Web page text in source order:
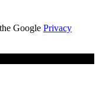
Google Privacy